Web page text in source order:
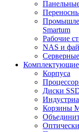
Smartum
Рабочие
NAS и
Корпуса
Диски
Корзины